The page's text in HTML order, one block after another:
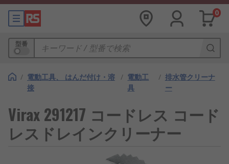
0
型番
/ 電動工具、 はんだ付け・溶
接
/ 電動工
具
/ 排水管クリーナ
ー
Virax 291217 コー​​ドレス コード
レスドレインクリーナー